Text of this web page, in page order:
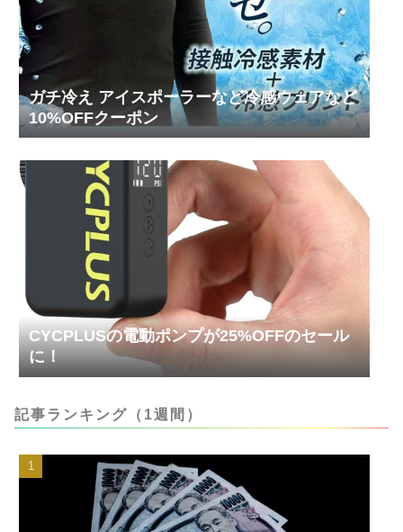
ガチ冷え アイスポーラーなど冷感ウェアなど
10%OFFクーポン
CYCPLUSの電動ポンプが25%OFFのセール
に！
記事ランキング（1週間）